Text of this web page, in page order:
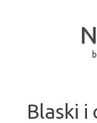
Blaski i